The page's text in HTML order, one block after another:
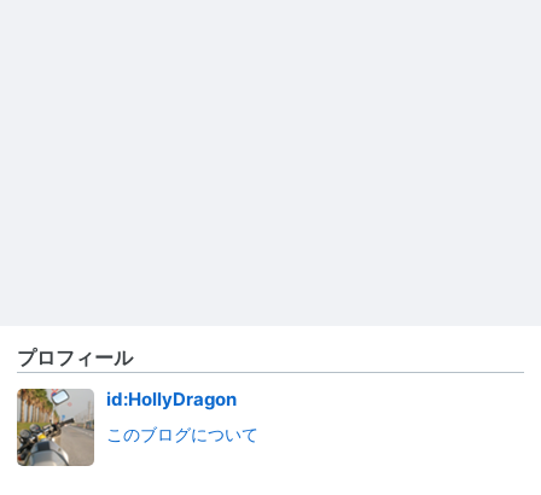
プロフィール
id:HollyDragon
このブログについて